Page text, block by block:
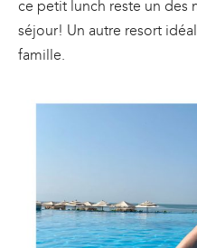
ce petit lunch reste un des
séjour! Un autre resort
famille.